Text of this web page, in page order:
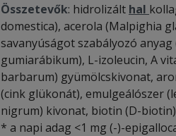
Összetevők: hidrolizált hal
domestica), acerola (Malpighia
savanyúságot szabályozó
gumiarábikum), L-izoleucin, A
barbarum) gyümölcskivonat,
(cink glükonát), emulgeálószer
nigrum) kivonat, biotin (D-biotin)
* a napi adag <1 mg (-)-